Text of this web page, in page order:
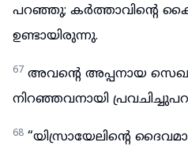
പറഞ്ഞു; കർത്താവിന്റെ
ഉണ്ടായിരുന്നു.
67 അവന്റെ അപ്പനായ
നിറഞ്ഞവനായി
68 “യിസ്രായേലിന്റെ